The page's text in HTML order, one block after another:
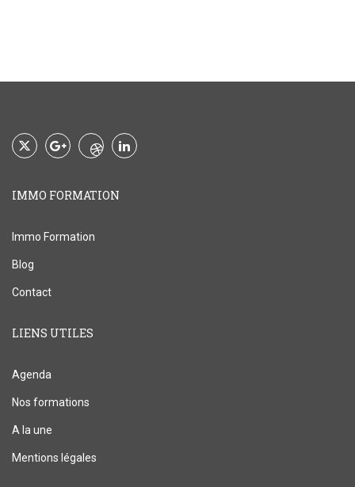
IMMO FORMATION
Immo Formation
Blog
Contact
LIENS UTILES
Agenda
Nos formations
A la une
Mentions légales